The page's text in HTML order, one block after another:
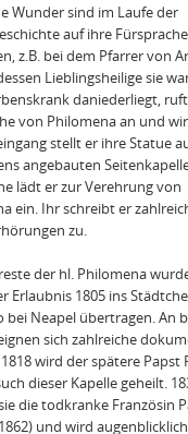
Wunder sind im Laufe der
auf ihre
z.B. bei dem Pfarrer von
Lieblingsheilige sie
daniederliegt,
von Philomena an und
stellt er ihre Statue
angebauten
lädt er zur Verehrung von
ein. Ihr schreibt er
zu.
der hl. Philomena
Erlaubnis 1805 ins
bei Neapel übertragen. An
sich zahlreiche
wird der spätere Papst
dieser Kapelle geheilt.
die todkranke Französin
und wird